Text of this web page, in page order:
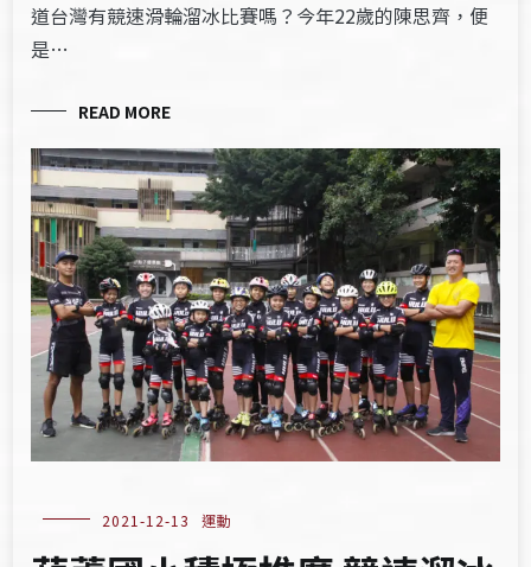
道台灣有競速滑輪溜冰比賽嗎？今年22歲的陳思齊，便
是…
READ MORE
2021-12-13 運動